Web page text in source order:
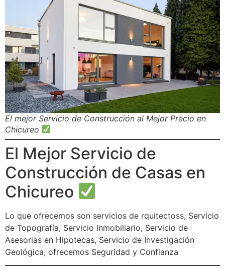
El mejor Servicio de Construcción al Mejor Precio en
Chicureo
El Mejor Servicio de
Construcción de Casas en
Chicureo
Lo que ofrecemos son servicios de rquitectoss, Servicio
de Topografía, Servicio Inmobiliario, Servicio de
Asesorias en Hipotecas, Servicio de Investigación
Geológica, ofrecemos Seguridad y Confianza